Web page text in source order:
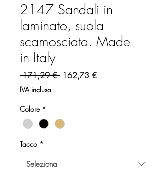
2147 Sandali in
laminato, suola
scamosciata. Made
in Italy
171,29 € Prezzo regolare
162,73 €Prezzo scontato
IVA inclusa
Colore *
Tacco *